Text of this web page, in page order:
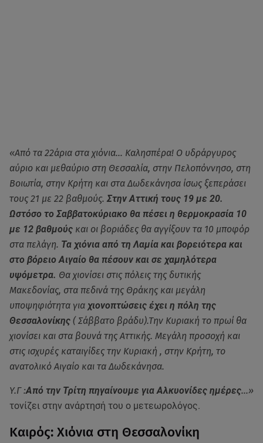
«Από τα 22άρια στα χιόνια… Καλησπέρα! Ο υδράργυρος
αύριο και μεθαύριο στη Θεσσαλία, στην Πελοπόννησο, στη
Βοιωτία, στην Κρήτη και στα Δωδεκάνησα ίσως ξεπεράσει
τους 21 με 22 βαθμούς. Στην Αττική τους 19 με 20.
Ωστόσο το Σαββατοκύριακο θα πέσει η θερμοκρασία 10
με 12 βαθμούς και οι βοριάδες θα αγγίξουν τα 10 μποφόρ
στα πελάγη. Τα χιόνια από τη Λαμία και βορειότερα και
στο βόρειο Αιγαίο θα πέσουν και σε χαμηλότερα
υψόμετρα. Θα χιονίσει στις πόλεις της δυτικής
Μακεδονίας, στα πεδινά της Θράκης και μεγάλη
υποψηφιότητα για χιονοπτώσεις έχει η πόλη της
Θεσσαλονίκης ( Σάββατο βράδυ).Την Κυριακή το πρωί θα
χιονίσει και στα βουνά της Αττικής. Μεγάλη προσοχή και
στις ισχυρές καταιγίδες την Κυριακή , στην Κρήτη, το
ανατολικό Αιγαίο και τα Δωδεκάνησα.
Υ.Γ :Από την Τρίτη πηγαίνουμε για Αλκυονίδες ημέρες...»
τονίζει στην ανάρτησή του ο μετεωρολόγος.
Καιρός: Χιόνια στη Θεσσαλονίκη